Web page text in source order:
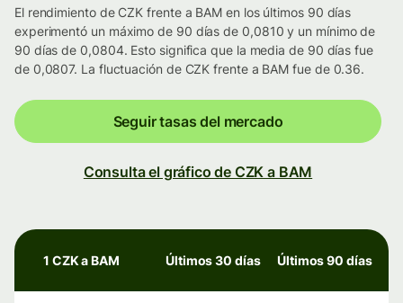
El rendimiento de CZK frente a BAM en los últimos 90 días
experimentó un máximo de 90 días de 0,0810 y un mínimo de
90 días de 0,0804. Esto significa que la media de 90 días fue
de 0,0807. La fluctuación de CZK frente a BAM fue de 0.36.
Seguir tasas del mercado
Consulta el gráfico de CZK a BAM
1 CZK a BAM Últimos 30 días Últimos 90 días